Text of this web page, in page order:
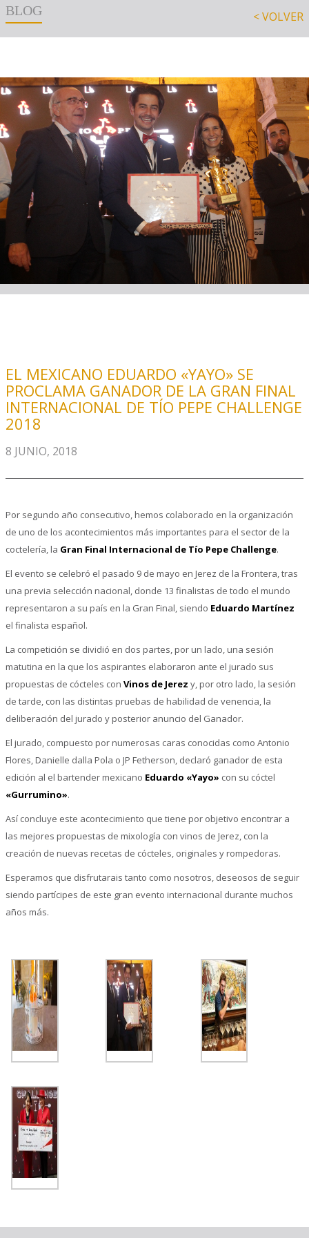
BLOG < VOLVER
EL MEXICANO EDUARDO «YAYO» SE
PROCLAMA GANADOR DE LA GRAN FINAL
INTERNACIONAL DE TÍO PEPE CHALLENGE
2018
8 JUNIO, 2018
Por segundo año consecutivo, hemos colaborado en la organización
de uno de los acontecimientos más importantes para el sector de la
coctelería, la Gran Final Internacional de Tío Pepe Challenge.
El evento se celebró el pasado 9 de mayo en Jerez de la Frontera, tras
una previa selección nacional, donde 13 finalistas de todo el mundo
representaron a su país en la Gran Final, siendo Eduardo Martínez
el finalista español.
La competición se dividió en dos partes, por un lado, una sesión
matutina en la que los aspirantes elaboraron ante el jurado sus
propuestas de cócteles con Vinos de Jerez y, por otro lado, la sesión
de tarde, con las distintas pruebas de habilidad de venencia, la
deliberación del jurado y posterior anuncio del Ganador.
El jurado, compuesto por numerosas caras conocidas como Antonio
Flores, Danielle dalla Pola o JP Fetherson, declaró ganador de esta
edición al el bartender mexicano Eduardo «Yayo» con su cóctel
«Gurrumino».
Así concluye este acontecimiento que tiene por objetivo encontrar a
las mejores propuestas de mixología con vinos de Jerez, con la
creación de nuevas recetas de cócteles, originales y rompedoras.
Esperamos que disfrutarais tanto como nosotros, deseosos de seguir
siendo partícipes de este gran evento internacional durante muchos
años más.